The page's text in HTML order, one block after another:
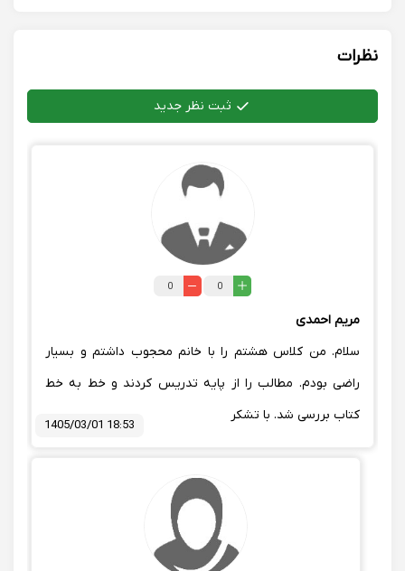
نظرات
ثبت نظر جدید
0
0
مریم احمدی
سلام. من کلاس هشتم را با خانم محجوب داشتم و بسیار
راضی بودم. مطالب را از پایه تدریس کردند و خط به خط
کتاب بررسی شد. با تشکر
1405/03/01 18:53